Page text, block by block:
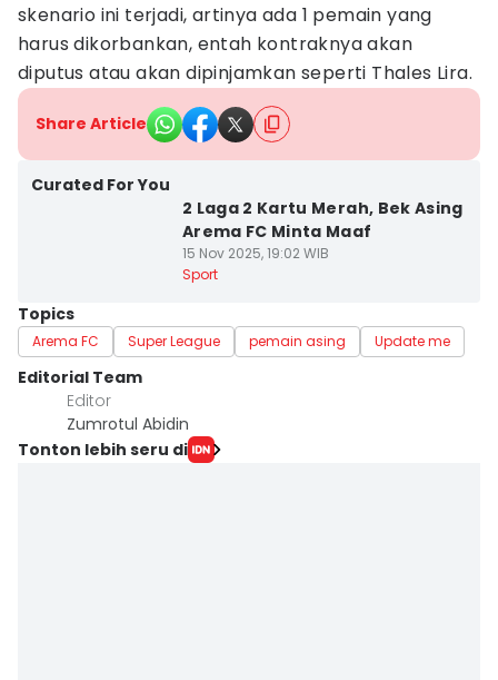
skenario ini terjadi, artinya ada 1 pemain yang
harus dikorbankan, entah kontraknya akan
diputus atau akan dipinjamkan seperti Thales Lira.
Share Article
Curated For You
2 Laga 2 Kartu Merah, Bek Asing
Arema FC Minta Maaf
15 Nov 2025, 19:02 WIB
Sport
Topics
Arema FC Super League pemain asing Update me
Editorial Team
Editor
Zumrotul Abidin
Tonton lebih seru di